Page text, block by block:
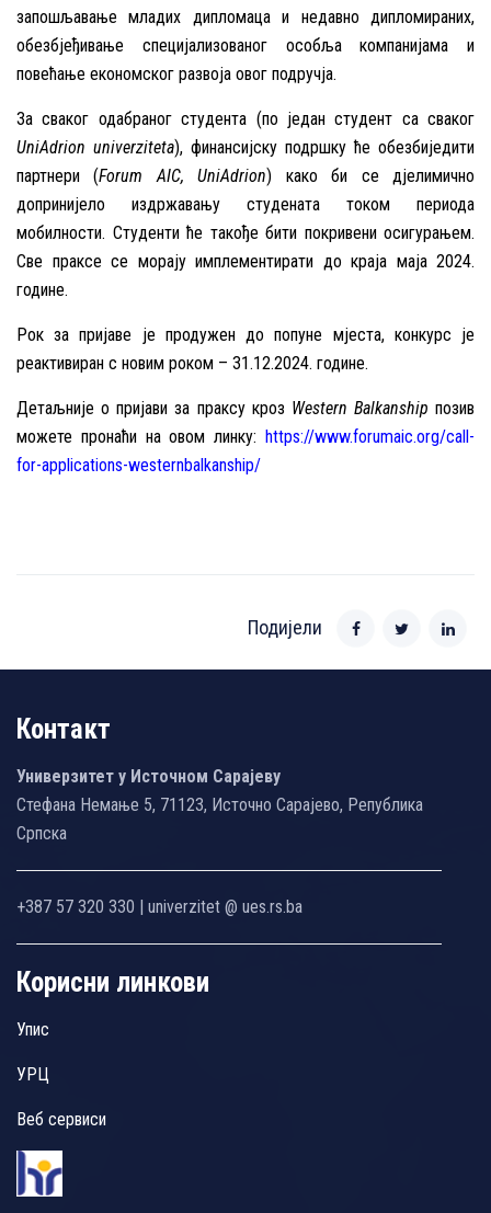
запошљавање младих дипломаца и недавно дипломираних,
обезбјеђивање специјализованог особља компанијама и
повећање економског развоја овог подручја.
За сваког одабраног студента (по један студент са сваког
UniAdrion univerziteta), финансијску подршку ће обезбиједити
партнери (Forum AIC, UniAdrion) како би се д‌јелимично
допринијело издржавању студената током периода
мобилности. Студенти ће такође бити покривени осигурањем.
Све праксе се морају имплементирати до краја маја 2024.
године.
Рок за пријаве је продужен до попуне мјеста, конкурс је
реактивиран с новим роком – 31.12.2024. године.
Детаљније о пријави за праксу кроз Western Balkanship позив
можете пронаћи на овом линку: https://www.forumaic.org/call-
for-applications-westernbalkanship/
Подијели
Контакт
Универзитет у Источном Сарајеву
Стефана Немање 5, 71123, Источно Сарајево, Република
Српска
+387 57 320 330 | univerzitet @ ues.rs.ba
Корисни линкови
Упис
УРЦ
Веб сервиси